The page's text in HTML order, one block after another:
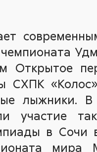
лыжники.
участие
в Сочи